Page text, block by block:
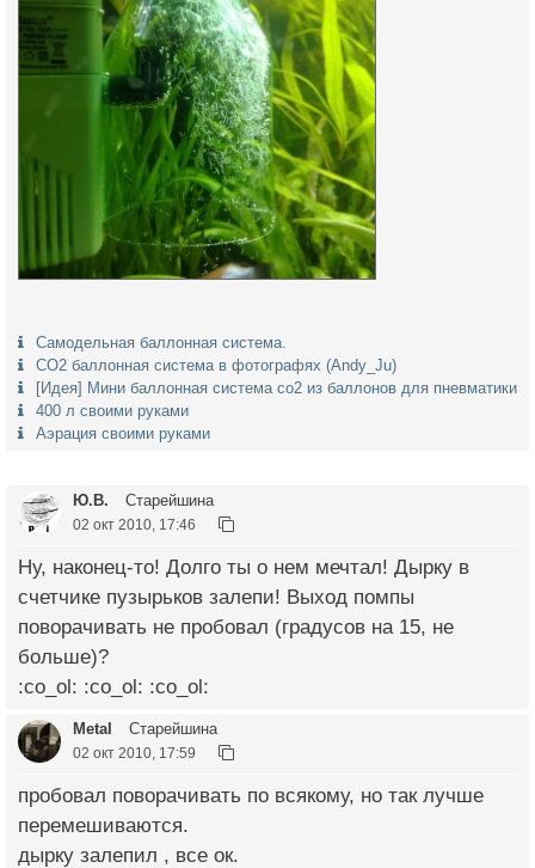
Самодельная баллонная система.
СО2 баллонная система в фотографях (Andy_Ju)
[Идея] Мини баллонная система co2 из баллонов для пневматики
400 л своими руками
Аэрация своими руками
Ю.В. Старейшина
02 окт 2010, 17:46
Ну, наконец-то! Долго ты о нем мечтал! Дырку в
счетчике пузырьков залепи! Выход помпы
поворачивать не пробовал (градусов на 15, не
больше)?
:co_ol: :co_ol: :co_ol:
Metal Старейшина
02 окт 2010, 17:59
пробовал поворачивать по всякому, но так лучше
перемешиваются.
дырку залепил , все ок.